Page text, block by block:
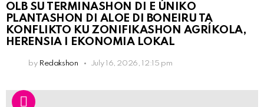
OLB SU TERMINASHON DI E ÚNIKO
PLANTASHON DI ALOE DI BONEIRU TA
KONFLIKTO KU ZONIFIKASHON AGRÍKOLA,
HERENSIA I EKONOMIA LOKAL
by Redakshon July 16, 2026, 12:15 pm